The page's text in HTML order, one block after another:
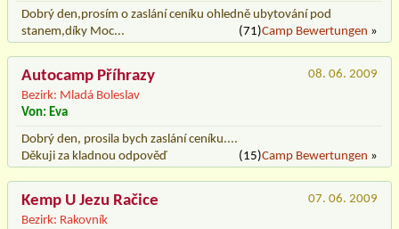
Dobrý den,prosím o zaslání ceníku ohledně ubytování pod
stanem,díky Moc...
(71)Camp Bewertungen »
Autocamp Příhrazy
Bezirk: Mladá Boleslav
08. 06. 2009
Von: Eva
Dobrý den, prosila bych zaslání ceníku....
Děkuji za kladnou odpověď
(15)Camp Bewertungen »
Kemp U Jezu Račice
Bezirk: Rakovník
07. 06. 2009